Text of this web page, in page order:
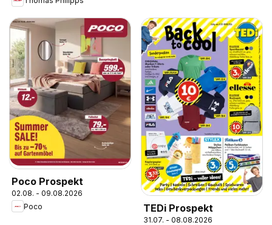
Poco Prospekt
02.08. - 09.08.2026
Poco
TEDi Prospekt
31.07. - 08.08.2026